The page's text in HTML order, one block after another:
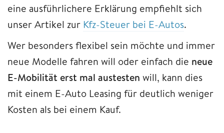
eine ausführlichere Erklärung empfiehlt sich
unser Artikel zur Kfz-Steuer bei E-Autos.
Wer besonders flexibel sein möchte und immer
neue Modelle fahren will oder einfach die neue
E-Mobilität erst mal austesten will, kann dies
mit einem E-Auto Leasing für deutlich weniger
Kosten als bei einem Kauf.